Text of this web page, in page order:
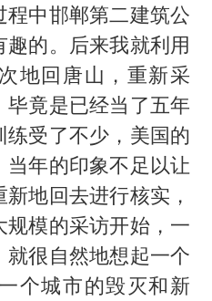
中邯郸第二建筑公
的。后来我就利用
地回唐山，重新采
竟是已经当了五年
受了不少，美国的
年的印象不足以让
地回去进行核实，
模的采访开始，一
很自然地想起一个
个城市的毁灭和新